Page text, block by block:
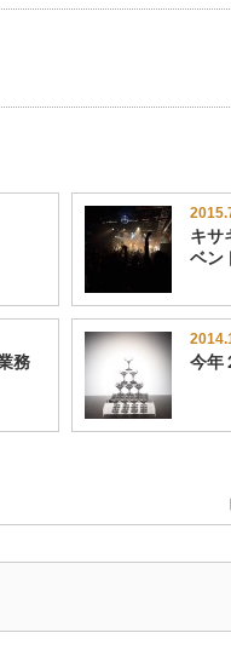
キサ
ベン
務 今年